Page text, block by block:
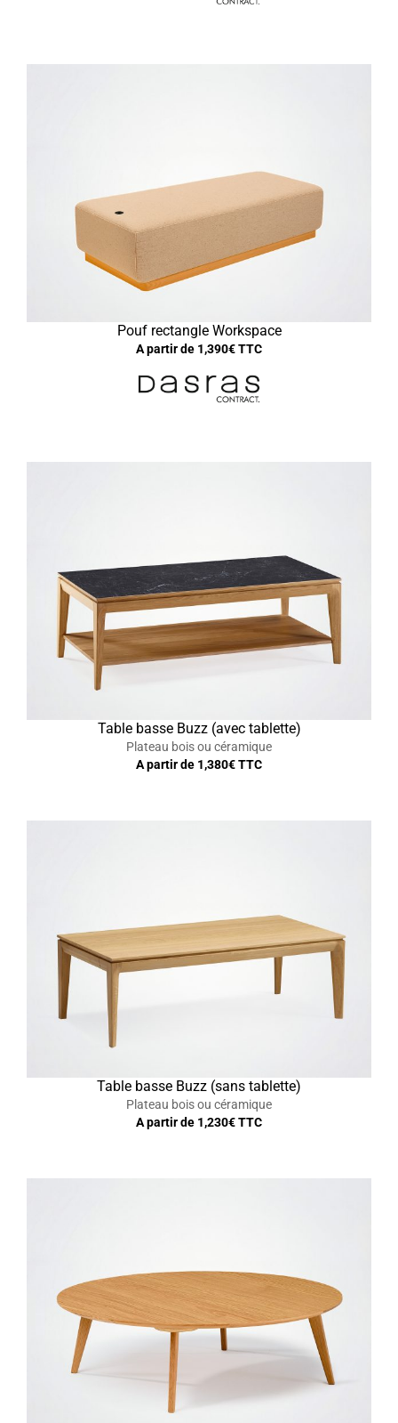
Pouf rectangle Workspace
A partir de 1,390€ TTC
Table basse Buzz (avec tablette)
Plateau bois ou céramique
A partir de 1,380€ TTC
Table basse Buzz (sans tablette)
Plateau bois ou céramique
A partir de 1,230€ TTC